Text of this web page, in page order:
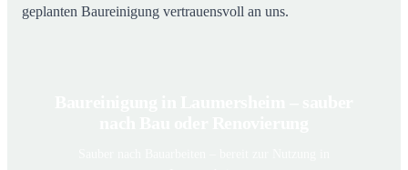
geplanten Baureinigung vertrauensvoll an uns.